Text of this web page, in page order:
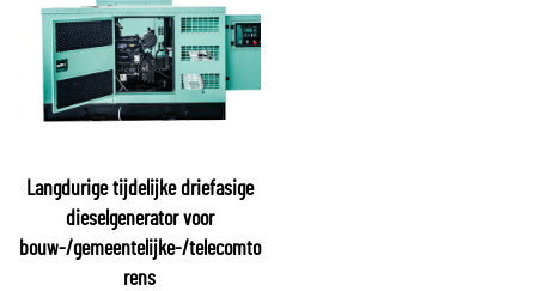
Langdurige tijdelijke driefasige
dieselgenerator voor
bouw-/gemeentelijke-/telecomto
rens